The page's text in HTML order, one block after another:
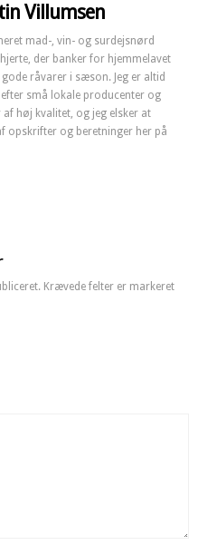
Villumsen
mad-, vin- og surdejsnørd
der banker for hjemmelavet
råvarer i sæson. Jeg er altid
små lokale producenter og
af høj kvalitet, og jeg elsker at
opskrifter og beretninger her på
Krævede felter er markeret